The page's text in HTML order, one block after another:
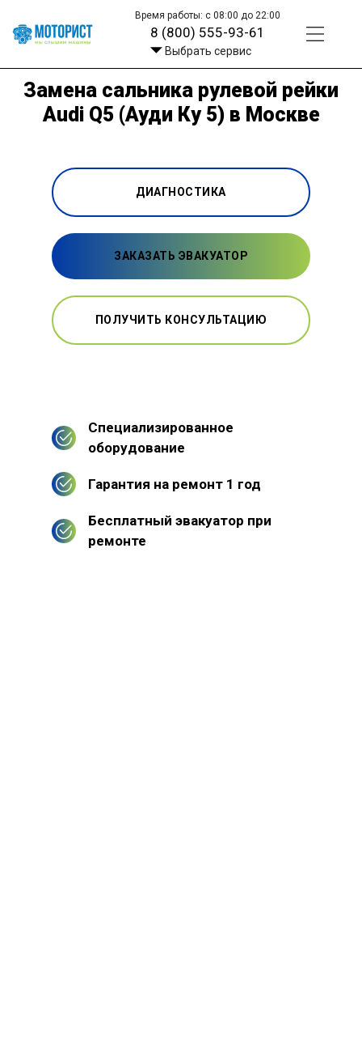
Время работы: с 08:00 до 22:00
8 (800) 555-93-61
Выбрать сервис
Замена сальника рулевой рейки
Audi Q5 (Ауди Ку 5) в Москве
ДИАГНОСТИКА
ЗАКАЗАТЬ ЭВАКУАТОР
ПОЛУЧИТЬ КОНСУЛЬТАЦИЮ
Специализированное
оборудование
Гарантия на ремонт 1 год
Бесплатный эвакуатор при
ремонте